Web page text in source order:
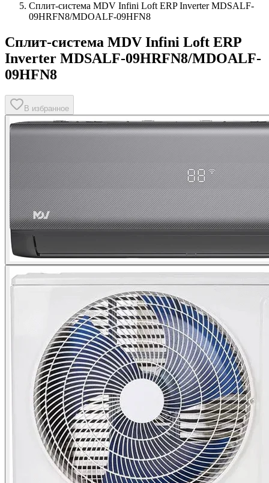
Сплит-система MDV Infini Loft ERP Inverter MDSALF-
09HRFN8/MDOALF-09HFN8
Сплит-система MDV Infini Loft ERP
Inverter MDSALF-09HRFN8/MDOALF-
09HFN8
В избранное